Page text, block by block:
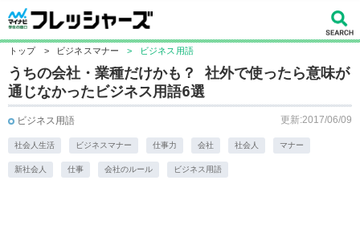
トップ > ビジネスマナー > ビジネス用語
​うちの会社・業種だけかも？ 社外で使ったら意味が
通じなかったビジネス用語6選
ビジネス用語 更新:2017/06/09
社会人生活 ビジネスマナー 仕事力 会社 社会人 マナー
新社会人 仕事 会社のルール ビジネス用語